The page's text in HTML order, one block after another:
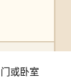
或卧室